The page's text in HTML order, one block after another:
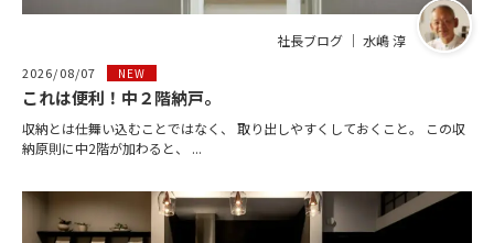
社長ブログ ｜ 水嶋 淳
2026/08/07 NEW
これは便利！中２階納戸。
収納とは仕舞い込むことではなく、 取り出しやすくしておくこと。 この収
納原則に中2階が加わると、 ...